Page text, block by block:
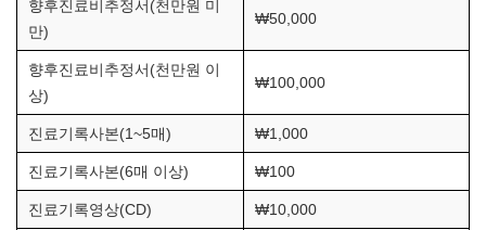
향후진료비추정서(천만원 미
만)
₩50,000
향후진료비추정서(천만원 이
상)
₩100,000
진료기록사본(1~5매) ₩1,000
진료기록사본(6매 이상) ₩100
진료기록영상(CD) ₩10,000